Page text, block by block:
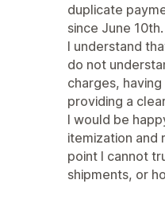
duplicate
since June 10th.
I understand
do not
charges,
providing a
I would be
itemization
point I cannot
shipments, or